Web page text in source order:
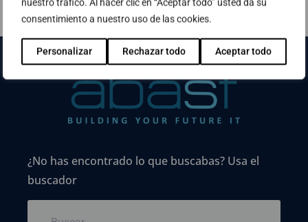
consentimiento a nuestro uso de las cookies.
Personalizar Rechazar todo Aceptar todo
¿No has encontrado lo que buscabas? Usa el
buscador